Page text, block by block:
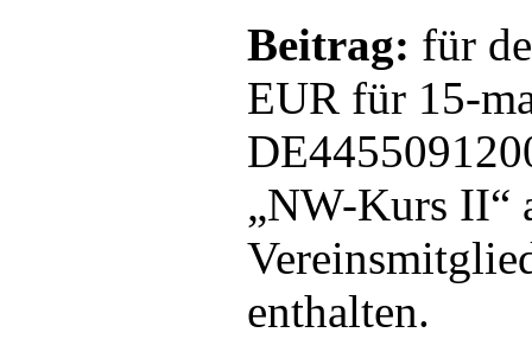
Beitrag: für
EUR für 15-
„NW-Kurs II“
enthalten.